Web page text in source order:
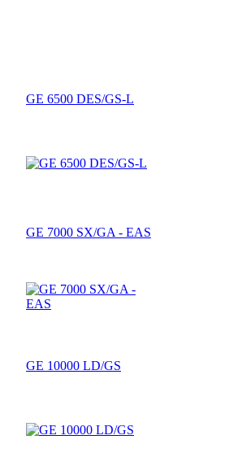
GE 6500 DES/GS-L
GE 7000 SX/GA - EAS
GE 10000 LD/GS